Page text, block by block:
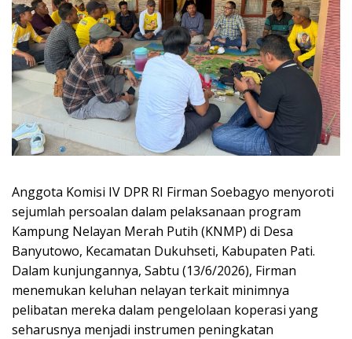
Anggota Komisi IV DPR RI Firman Soebagyo menyoroti
sejumlah persoalan dalam pelaksanaan program
Kampung Nelayan Merah Putih (KNMP) di Desa
Banyutowo, Kecamatan Dukuhseti, Kabupaten Pati.
Dalam kunjungannya, Sabtu (13/6/2026), Firman
menemukan keluhan nelayan terkait minimnya
pelibatan mereka dalam pengelolaan koperasi yang
seharusnya menjadi instrumen peningkatan